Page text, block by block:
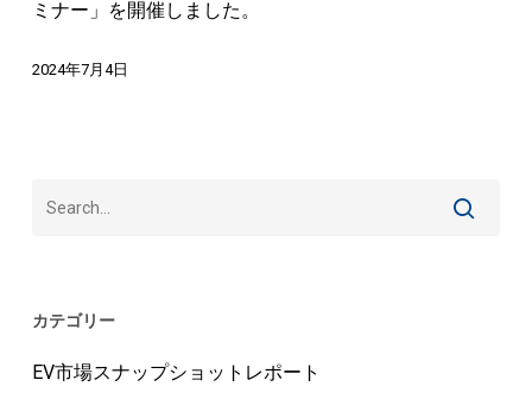
都
部
電
フ
整
ミナー」を開催しました。
2024年7月4日
カテゴリー
EV市場スナップショットレポート